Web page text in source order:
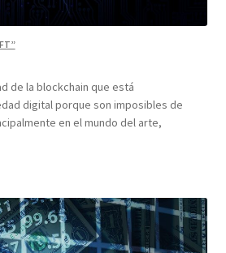
de la blockchain que está
digital porque son imposibles de
en el mundo del arte,